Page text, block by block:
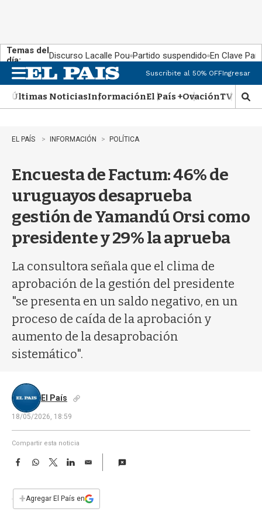
Temas del
día:
Discurso Lacalle Pou Partido suspendido En Clave País
n
u
Suscribite al 50% OFFIngresar
Últimas NoticiasInformaciónEl País +OvaciónTV Show
M
o
q
EL PAÍS INFORMACIÓN POLÍTICA
Encuesta de Factum: 46% de
uruguayos desaprueba
gestión de Yamandú Orsi como
presidente y 29% la aprueba
La consultora señala que el clima de
aprobación de la gestión del presidente
"se presenta en un saldo negativo, en un
proceso de caída de la aprobación y
aumento de la desaprobación
sistemático".
El País
18/05/2026, 18:59
Compartir esta noticia
F
e
b
W
s
T
w
t
L
E
i
l
+Agregar El País en